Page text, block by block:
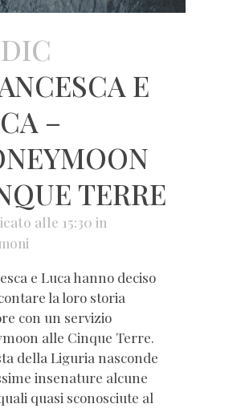
E
–
TERRE
alle 15:30 in
e Luca hanno deciso
la loro storia
con un servizio
alle Cinque Terre.
della Liguria nasconde
insenature alcune
quasi sconosciute al